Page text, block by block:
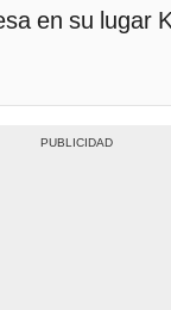
en su lugar